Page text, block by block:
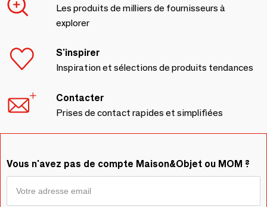
Les produits de milliers de fournisseurs à
explorer
S'inspirer
Inspiration et sélections de produits tendances
Contacter
Prises de contact rapides et simplifiées
Vous n'avez pas de compte Maison&Objet ou MOM ?